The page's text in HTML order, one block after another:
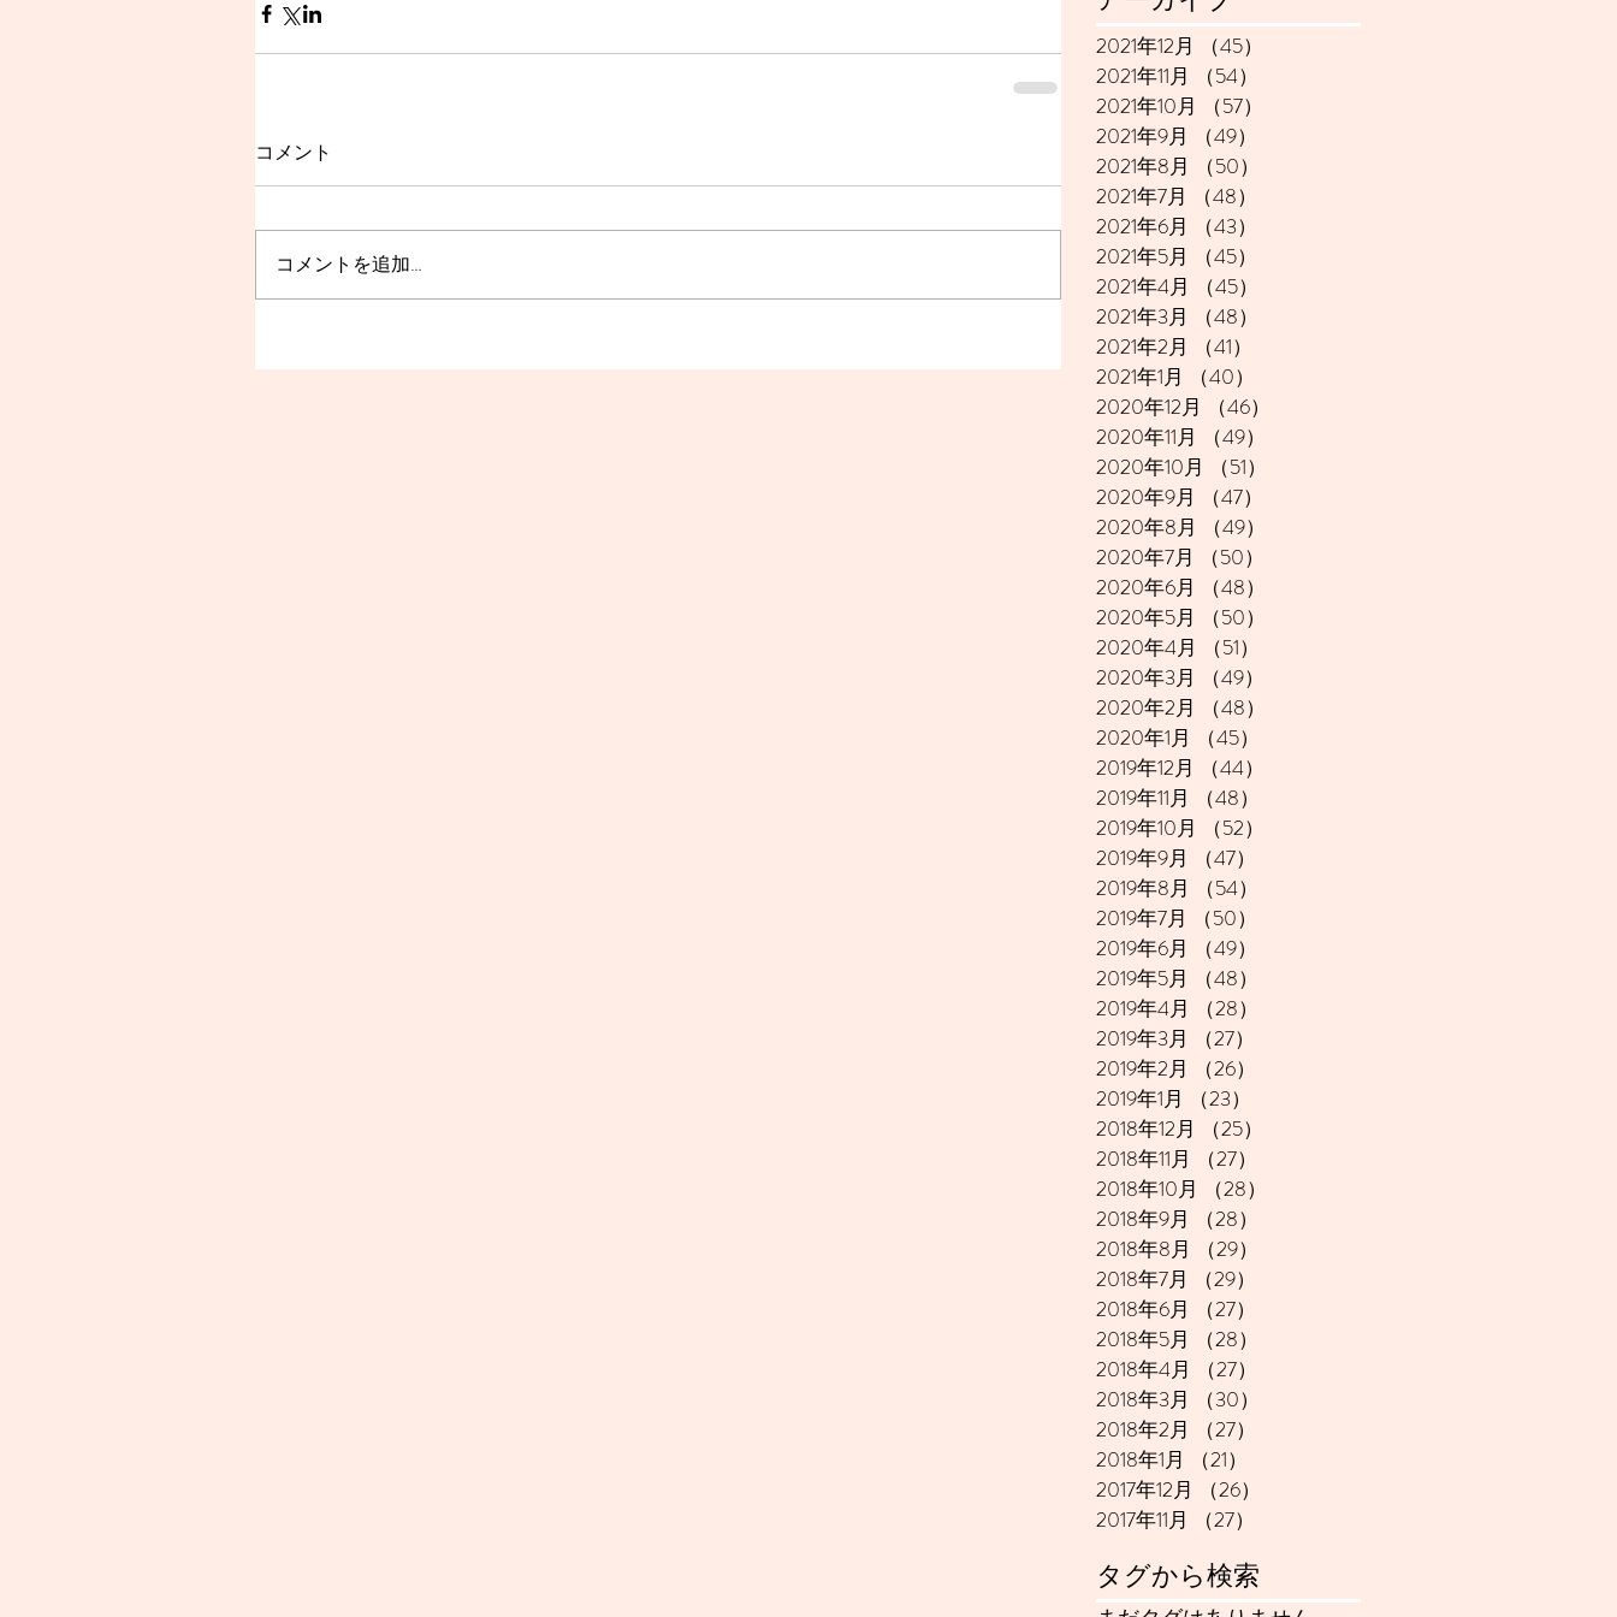
コメント
コメントを追加…
2021年12月 （45）
2021年11月
（54）
2021年10月
（57）
2021年9月
（49）
2021年8月
（50）
2021年7月
（48）
2021年6月
（43）
2021年5月
（45）
2021年4月
（45）
2021年3月
（48）
2021年2月
（41）
2021年1月
（40）
2020年12月
（46）
2020年11月
（49）
2020年10月
（51）
2020年9月
（47）
2020年8月
（49）
2020年7月
（50）
2020年6月
（48）
2020年5月
（50）
2020年4月
（51）
2020年3月
（49）
2020年2月
（48）
2020年1月
（45）
2019年12月
（44）
2019年11月
（48）
2019年10月
（52）
2019年9月
（47）
2019年8月
（54）
2019年7月
（50）
2019年6月
（49）
2019年5月
（48）
2019年4月
（28）
2019年3月
（27）
2019年2月
（26）
2019年1月
（23）
2018年12月
（25）
2018年11月
（27）
2018年10月
（28）
2018年9月
（28）
2018年8月
（29）
2018年7月
（29）
2018年6月
（27）
2018年5月
（28）
2018年4月
（27）
2018年3月
（30）
2018年2月
（27）
2018年1月
（21）
2017年12月
（26）
2017年11月
（27）
タグから検索